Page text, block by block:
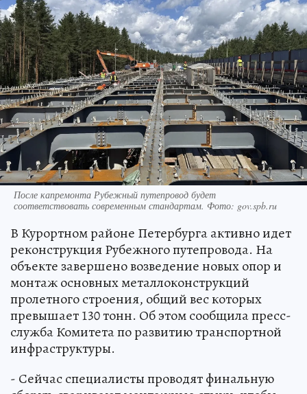
После капремонта Рубежный путепровод будет
соответствовать современным стандартам. Фото: gov.spb.ru
В Курортном районе Петербурга активно идет
реконструкция Рубежного путепровода. На
объекте завершено возведение новых опор и
монтаж основных металлоконструкций
пролетного строения, общий вес которых
превышает 130 тонн. Об этом сообщила пресс-
служба Комитета по развитию транспортной
инфраструктуры.
- Сейчас специалисты проводят финальную